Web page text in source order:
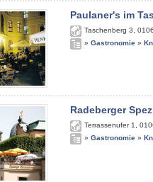
Paulaner's im
Taschenberg 3
» Gastronomie »
Radeberger
Terrassenufer 1
» Gastronomie »